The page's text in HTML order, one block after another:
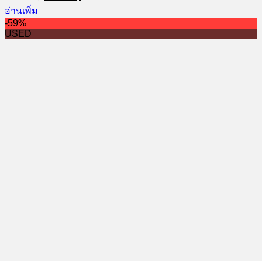
price
500.00 ฿.
price
150.00 ฿.
อ่านเพิ่ม
-59%
USED